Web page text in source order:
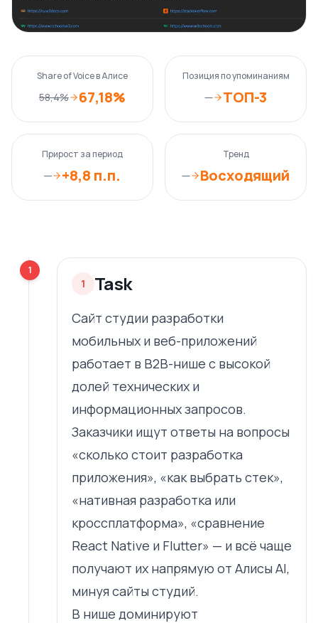
Share of Voice в Алисе
58,4% 67,18%
Позиция по упоминаниям
— ТОП-3
Прирост за период
— +8,8 п.п.
Тренд
— Восходящий
1
1 Task
Сайт студии разработки
мобильных и веб-приложений
работает в B2B-нише с высокой
долей технических и
информационных запросов.
Заказчики ищут ответы на вопросы
«сколько стоит разработка
приложения», «как выбрать стек»,
«нативная разработка или
кроссплатформа», «сравнение
React Native и Flutter» — и всё чаще
получают их напрямую от Алисы AI,
минуя сайты студий.
В нише доминируют